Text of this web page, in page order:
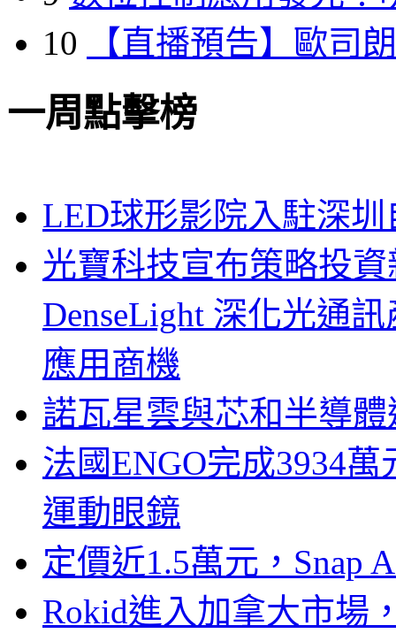
10
【直播預告】歐司
一周點擊榜
LED球形影院入駐深
光寶科技宣布策略投
DenseLight 深化光通
應用商機
諾瓦星雲與芯和半導
法國ENGO完成3934
運動眼鏡
定價近1.5萬元，Snap
Rokid進入加拿大市場